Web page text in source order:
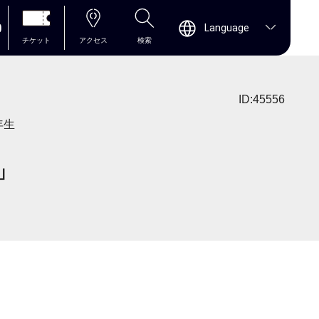
チケット アクセス 検索
Language
ID:45556
生